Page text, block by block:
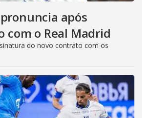
após
com o Real Madrid
do novo contrato com os